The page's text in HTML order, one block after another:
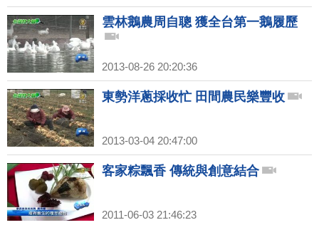
雲林鵝農周自聰 獲全台第一鵝履歷
2013-08-26 20:20:36
東勢洋蔥採收忙 田間農民樂豐收
2013-03-04 20:47:00
客家粽飄香 傳統與創意結合
2011-06-03 21:46:23